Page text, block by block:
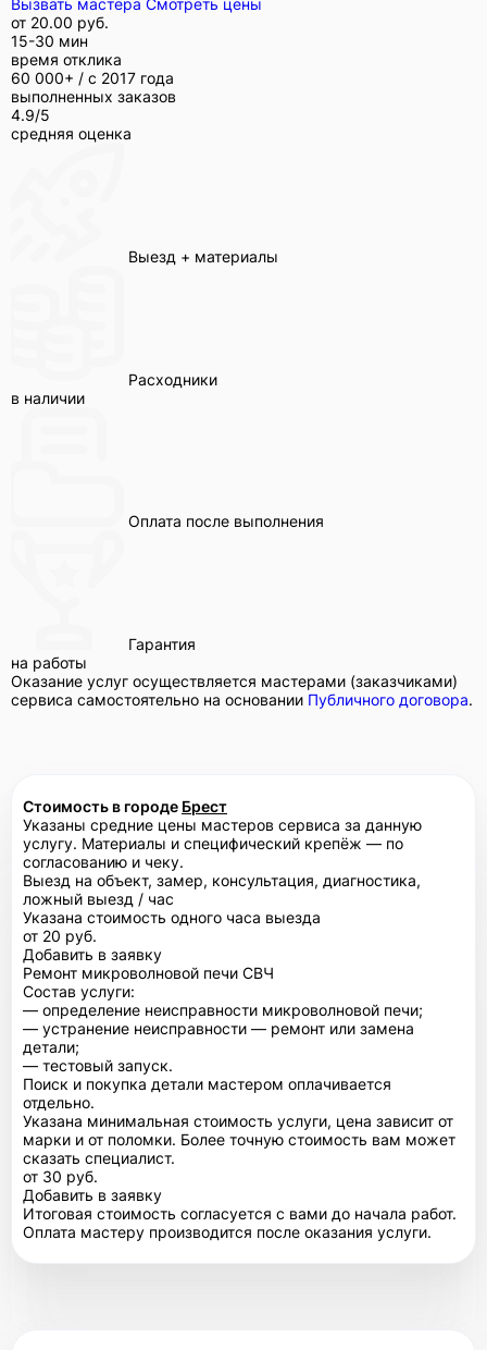
от 20.00 руб.
15-30 мин
время отклика
60 000+ / с 2017 года
выполненных заказов
4.9/5
средняя оценка
Выезд + материалы
Расходники
в наличии
Оплата после выполнения
Гарантия
на работы
Оказание услуг осуществляется мастерами (заказчиками)
сервиса самостоятельно на основании Публичного договора.
Стоимость в городе Брест
Указаны средние цены мастеров сервиса за данную
услугу. Материалы и специфический крепёж — по
согласованию и чеку.
Выезд на объект, замер, консультация, диагностика,
ложный выезд / час
Указана стоимость одного часа выезда
от 20 руб.
Добавить в заявку
Ремонт микроволновой печи СВЧ
Состав услуги:
— определение неисправности микроволновой печи;
— устранение неисправности — ремонт или замена
детали;
— тестовый запуск.
Поиск и покупка детали мастером оплачивается
отдельно.
Указана минимальная стоимость услуги, цена зависит от
марки и от поломки. Более точную стоимость вам может
сказать специалист.
от 30 руб.
Добавить в заявку
Итоговая стоимость согласуется с вами до начала работ.
Оплата мастеру производится после оказания услуги.